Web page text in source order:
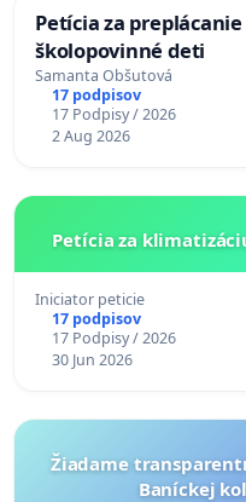
Petícia za
školopovinné deti
Samanta Obšutová
17 podpisov
17 Podpisy / 2026
2 Aug 2026
Petícia za
Iniciator peticie
17 podpisov
17 Podpisy / 2026
30 Jun 2026
Žiadame
Baníckej